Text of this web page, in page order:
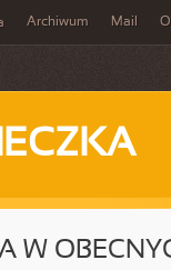
Archiwum Mail
W